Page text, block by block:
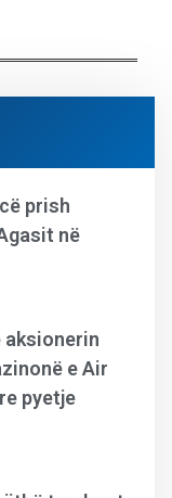
prish
në
aksionerin
e Air
pyetje